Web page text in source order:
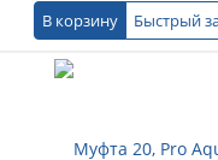
В корзину Быстрый